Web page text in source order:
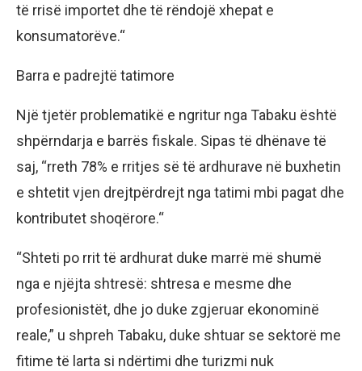
të rrisë importet dhe të rëndojë xhepat e
konsumatorëve.“
Barra e padrejtë tatimore
Një tjetër problematikë e ngritur nga Tabaku është
shpërndarja e barrës fiskale. Sipas të dhënave të
saj, “rreth 78% e rritjes së të ardhurave në buxhetin
e shtetit vjen drejtpërdrejt nga tatimi mbi pagat dhe
kontributet shoqërore.“
“Shteti po rrit të ardhurat duke marrë më shumë
nga e njëjta shtresë: shtresa e mesme dhe
profesionistët, dhe jo duke zgjeruar ekonominë
reale,” u shpreh Tabaku, duke shtuar se sektorë me
fitime të larta si ndërtimi dhe turizmi nuk